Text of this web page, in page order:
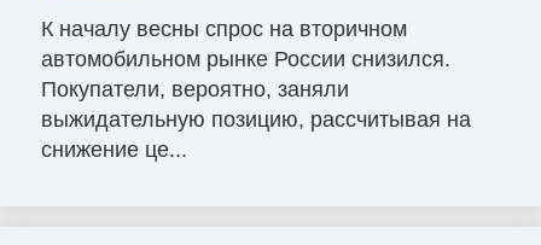
К началу весны спрос на вторичном
автомобильном рынке России снизился.
Покупатели, вероятно, заняли
выжидательную позицию, рассчитывая на
снижение це...